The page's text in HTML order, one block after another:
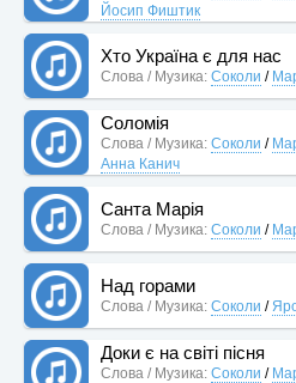
Йосип Фиштик
Хто Україна є для нас
Слова / Музика: Соколи /
Соломія
Слова / Музика: Соколи /
Анна Канич
Санта Марія
Слова / Музика: Соколи /
Над горами
Слова / Музика: Соколи /
Доки є на світі пісня
Слова / Музика: Соколи /